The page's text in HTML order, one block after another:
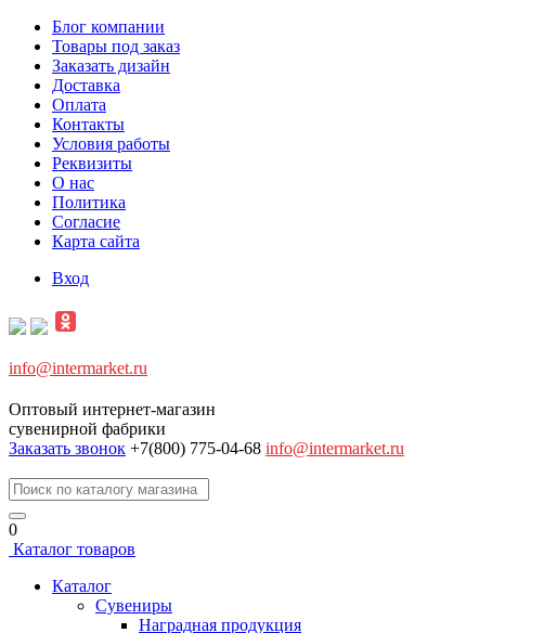
Блог компании
Товары под заказ
Заказать дизайн
Доставка
Оплата
Контакты
Условия работы
Реквизиты
О нас
Политика
Согласие
Карта сайта
Вход
info@intermarket.ru
Оптовый интернет-магазин
сувенирной фабрики
Заказать звонок +7(800) 775-04-68 info@intermarket.ru
0
Каталог товаров
Каталог
Сувениры
Наградная продукция